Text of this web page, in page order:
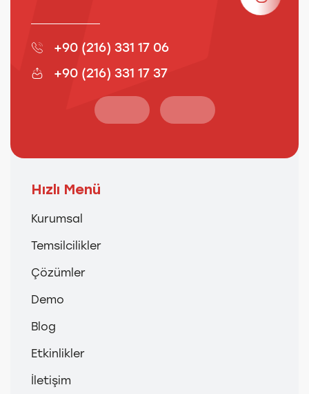
+90 (216) 331 17 06
+90 (216) 331 17 37
Hızlı Menü
Kurumsal
Temsilcilikler
Çözümler
Demo
Blog
Etkinlikler
İletişim